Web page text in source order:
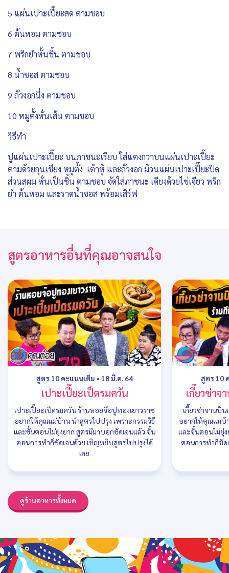
5 แผ่นเปาะเปี๊ยะสด ตามชอบ
6 ต้นหอม ตามชอบ
7 พริกยำหั้นชิ้น ตามชอบ
8 น้ำซอส ตามชอบ
9 ถั่วงอกนึ่ง ตามชอบ
10 หมูตั้งหั่นเส้น ตามชอบ
วิธีทำ
ปูแผ่นเปาะเปี๊ยะ บนภาชนะเรียบ ใส่แตงกวาบนแผ่นเปาะเปี๊ยะ
ตามด้วยกุนเชียง หมูตั้ง เต้าหู้ และถั่วงอก ม้วนแผ่นเปาะเปี๊ยะปิด
ส่วนสผม หั่นเป็นชิ้น ตามชอบ จัดใส่ภาชนะ เคียงด้วยไข่เจียว พริก
ยำ ต้นหอม และราดน้ำซอส พร้อมเสิร์ฟ
สูตรอาหารอื่นที่คุณอาจสนใจ
สูตร 10 คะแนนเต็ม • 18 มี.ค. 64
เปาะเปี๊ยะเป็ดรมควัน
เปาะเปี๊ยะเป็ดรมควัน ร้านหอยจ๊อปูทองเยาวราช
อยากให้คุณแม่บ้าน นำสูตรไปปรุง เพราะกรรมวิธี
และขั้นตอนไม่ยุ่งยาก สูตรมีมาบอกชัดเจนแล้ว ขั้น
ตอนการทำก็ชัดเจนด้วย เชิญหยิบสูตรไปปรุงได้
เลย
สูตร 10
เกี๊ยวซ่าจ
เกี๊ยวซ่าจานบิน
อยากให้คุณแม่บ้
และขั้นตอนไม่ยุ่
ตอนการทำก็ชัด
ดูร้านอาหารทั้งหมด